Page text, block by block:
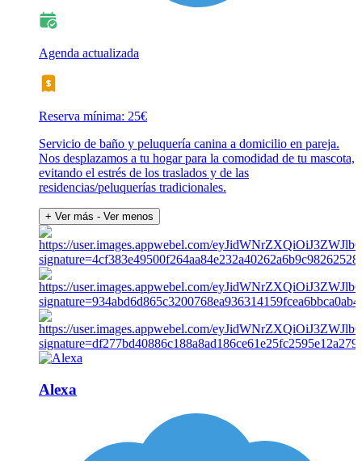
Agenda actualizada
Reserva mínima: 25€
Servicio de baño y peluquería canina a domicilio en pareja.
Nos desplazamos a tu hogar para la comodidad de tu mascota,
evitando el estrés de los traslados y de las
residencias/peluquerías tradicionales.
+ Ver más - Ver menos
Alexa